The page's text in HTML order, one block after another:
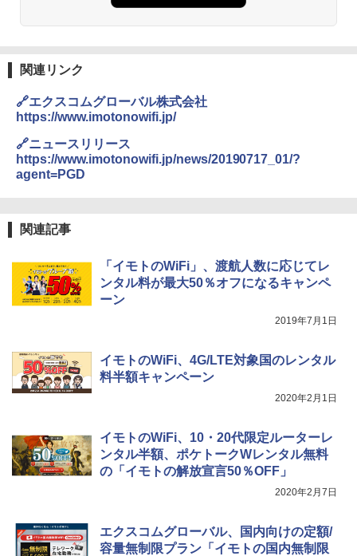
￥6,999
熊撃退スプレー 熊よけスプレー 熊スプレー
【日本企業販売】超強力クマ対策スプレー 30
￥3,680
着替えテント トイレテント 透けない【換気
コンパクト iimono117 (ブルー)
￥3,080
関連リンク
🔗エクスコムグローバル株式会社
https://www.imotonowifi.jp/
🔗ニュースリリース
https://www.imotonowifi.jp/news/20190717_01/?
agent=PGD
関連記事
「イモトのWiFi」、渡航人数に応じてレ
ンタル料が最大50％オフになるキャンペ
ーン
2019年7月1日
イモトのWiFi、4G/LTE対象国のレンタル
料半額キャンペーン
2020年2月1日
イモトのWiFi、10・20代限定ルーターレ
ンタル半額、ポケトークWレンタル無料
の「イモトの解放宣言50％OFF」
2020年2月7日
エクスコムグローバル、国内向けの定額/
容量無制限プラン「イモトの国内無制限